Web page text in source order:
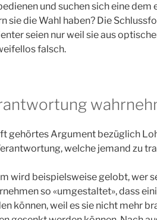
und suchen sich eine dem
sie die Wahl haben? Die
seien nur weil sie aus
falsch.
gehörtes Argument bezüglich
welche jemand zu
wird beispielsweise gelobt, wer
so «umgestaltet», dass
können, weil es sie nicht mehr